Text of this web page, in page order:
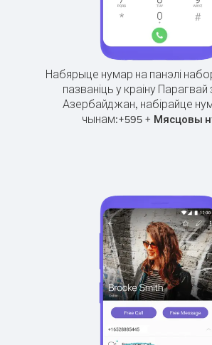
Набярыце нумар на панэлі
пазваніць у краіну Парагвай
Азербайджан, набірайце
чынам:+595 + Мясцовы